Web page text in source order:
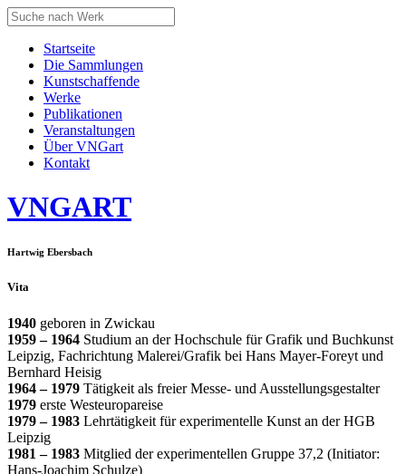
Startseite
Die Sammlungen
Kunstschaffende
Werke
Publikationen
Veranstaltungen
Über VNGart
Kontakt
VNGART
Hartwig Ebersbach
Vita
1940 geboren in Zwickau
1959 – 1964 Studium an der Hochschule für Grafik und Buchkunst
Leipzig, Fachrichtung Malerei/Grafik bei Hans Mayer-Foreyt und
Bernhard Heisig
1964 – 1979 Tätigkeit als freier Messe- und Ausstellungsgestalter
1979 erste Westeuropareise
1979 – 1983 Lehrtätigkeit für experimentelle Kunst an der HGB
Leipzig
1981 – 1983 Mitglied der experimentellen Gruppe 37,2 (Initiator:
Hans-Joachim Schulze)